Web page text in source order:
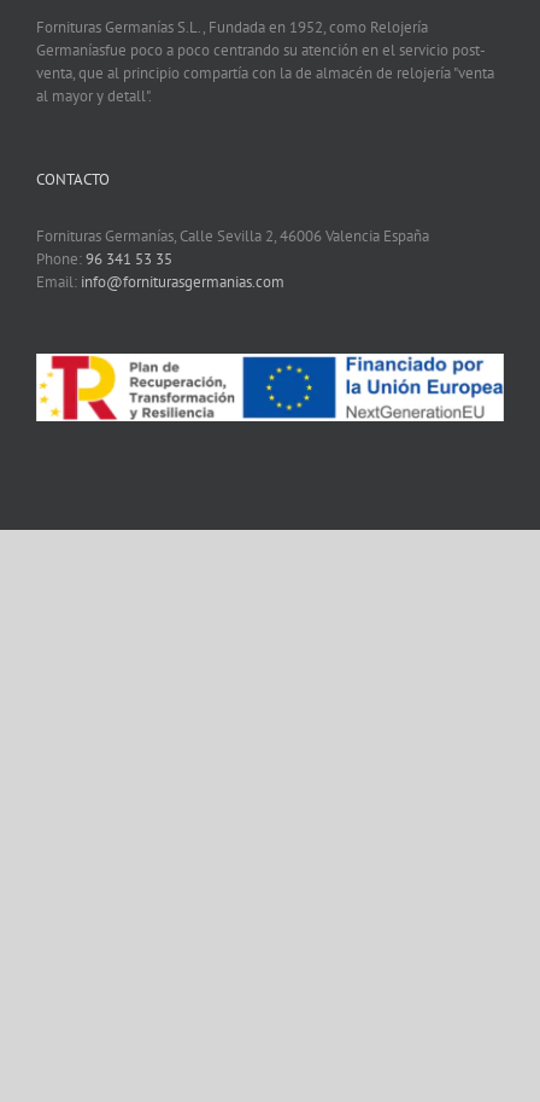
Fornituras Germanías S.L., Fundada en 1952, como Relojería
Germaníasfue poco a poco centrando su atención en el servicio post-
venta, que al principio compartía con la de almacén de relojería "venta
al mayor y detall".
CONTACTO
Fornituras Germanías, Calle Sevilla 2, 46006 Valencia España
Phone:96 341 53 35
Email: info@forniturasgermanias.com